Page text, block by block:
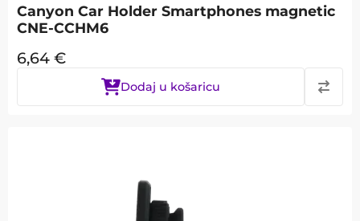
Canyon Car Holder Smartphones magnetic
CNE-CCHM6
6,64 €
Dodaj u košaricu